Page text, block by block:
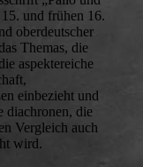
und frühen 16.
oberdeutscher
Themas, die
aspektereiche
einbezieht und
diachronen, die
Vergleich auch
wird.